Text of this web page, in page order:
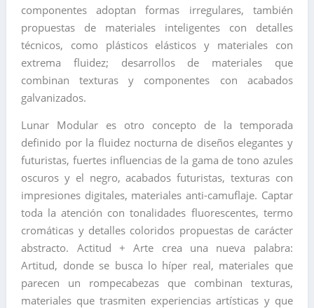
componentes adoptan formas irregulares, también
propuestas de materiales inteligentes con detalles
técnicos, como plásticos elásticos y materiales con
extrema fluidez; desarrollos de materiales que
combinan texturas y componentes con acabados
galvanizados.
Lunar Modular es otro concepto de la temporada
definido por la fluidez nocturna de diseños elegantes y
futuristas, fuertes influencias de la gama de tono azules
oscuros y el negro, acabados futuristas, texturas con
impresiones digitales, materiales anti-camuflaje. Captar
toda la atención con tonalidades fluorescentes, termo
cromáticas y detalles coloridos propuestas de carácter
abstracto. Actitud + Arte crea una nueva palabra:
Artitud, donde se busca lo híper real, materiales que
parecen un rompecabezas que combinan texturas,
materiales que trasmiten experiencias artísticas y que